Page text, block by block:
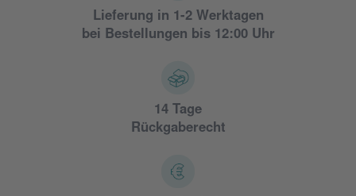
Lieferung in 1-2 Werktagen
bei Bestellungen bis 12:00 Uhr
14 Tage
Rückgaberecht